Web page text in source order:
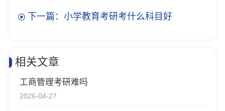
下一篇：小学教育考研考什么科目好
相关文章
工商管理考研难吗
2026-04-27